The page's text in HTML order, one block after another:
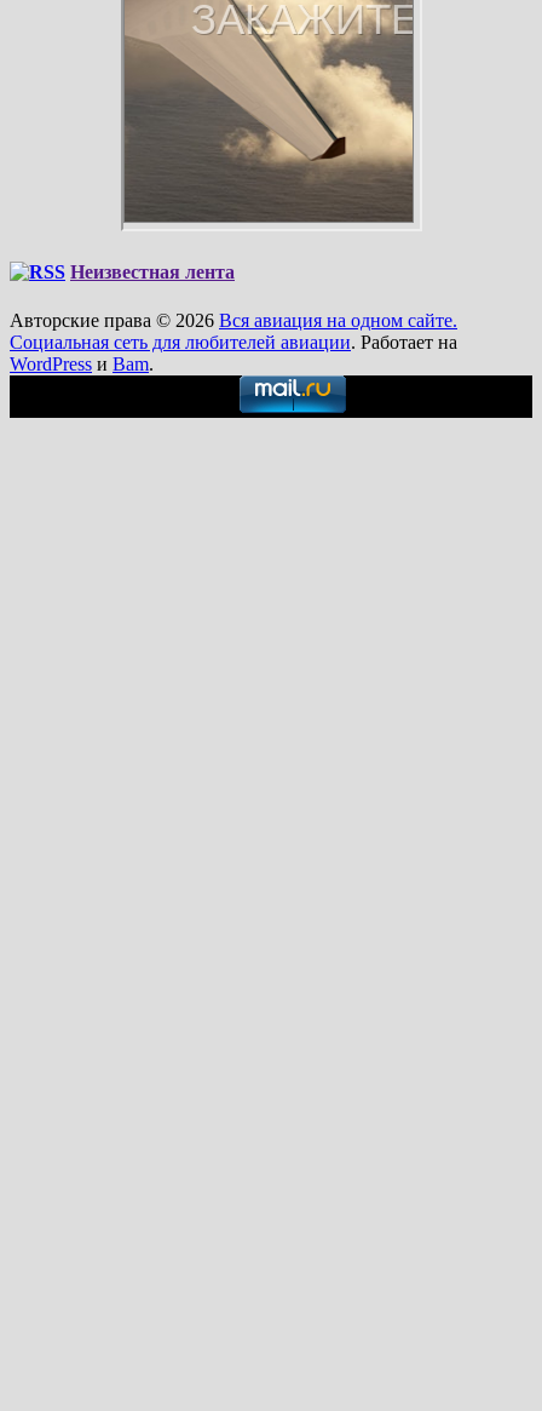
Неизвестная лента
Авторские права © 2026 Вся авиация на одном сайте.
Социальная сеть для любителей авиации. Работает на
WordPress и Bam.